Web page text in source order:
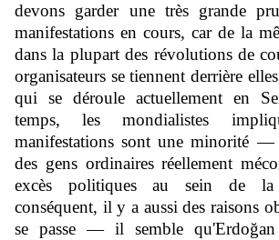
devons garder une très grande
manifestations en cours, car de la
dans la plupart des révolutions de
organisateurs se tiennent derrière
qui se déroule actuellement en
temps, les mondialistes
manifestations sont une minorité
des gens ordinaires réellement
excès politiques au sein de la
conséquent, il y a aussi des raisons
se passe — il semble